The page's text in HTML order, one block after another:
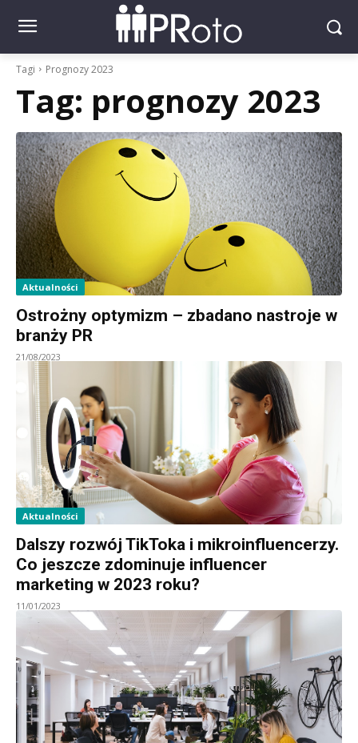
Tagi Prognozy 2023
Tag: prognozy 2023
Aktualności
Ostrożny optymizm – zbadano nastroje w
branży PR
21/08/2023
Aktualności
Dalszy rozwój TikToka i mikroinfluencerzy.
Co jeszcze zdominuje influencer
marketing w 2023 roku?
11/01/2023